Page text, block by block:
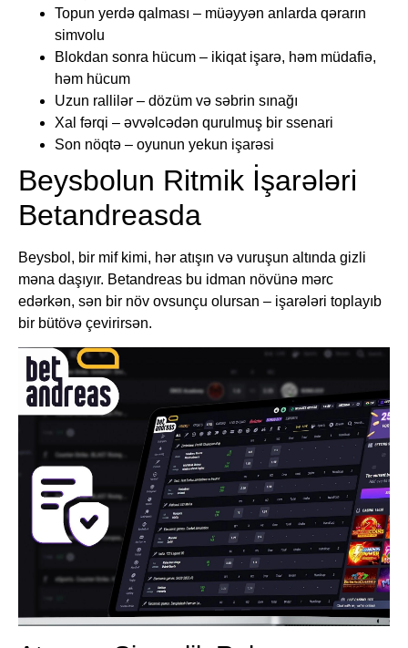
Topun yerdə qalması – müəyyən anlarda qərarın
simvolu
Blokdan sonra hücum – ikiqat işarə, həm müdafiə,
həm hücum
Uzun rallilər – dözüm və səbrin sınağı
Xal fərqi – əvvəlcədən qurulmuş bir ssenari
Son nöqtə – oyunun yekun işarəsi
Beysbolun Ritmik İşarələri
Betandreasda
Beysbol, bir mif kimi, hər atışın və vuruşun altında gizli
məna daşıyır. Betandreas bu idman növünə mərc
edərkən, sən bir növ ovsunçu olursan – işarələri toplayıb
bir bütövə çevirirsən.